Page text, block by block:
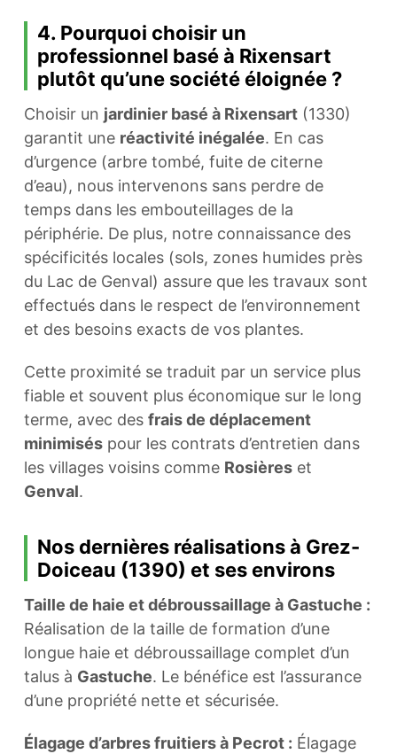
4. Pourquoi choisir un
professionnel basé à Rixensart
plutôt qu’une société éloignée ?
Choisir un jardinier basé à Rixensart(1330)
garantit une réactivité inégalée. En cas
d’urgence (arbre tombé, fuite de citerne
d’eau), nous intervenons sans perdre de
temps dans les embouteillages de la
périphérie. De plus, notre connaissance des
spécificités locales (sols, zones humides près
du Lac de Genval) assure que les travaux sont
effectués dans le respect de l’environnement
et des besoins exacts de vos plantes.
Cette proximité se traduit par un service plus
fiable et souvent plus économique sur le long
terme, avec des frais de déplacement
minimiséspour les contrats d’entretien dans
les villages voisins comme Rosièreset
Genval.
Nos dernières réalisations à Grez-
Doiceau (1390) et ses environs
Taille de haie et débroussaillage à Gastuche :
Réalisation de la taille de formation d’une
longue haie et débroussaillage complet d’un
talus à Gastuche. Le bénéfice est l’assurance
d’une propriété nette et sécurisée.
Élagage d’arbres fruitiers à Pecrot : Élagage